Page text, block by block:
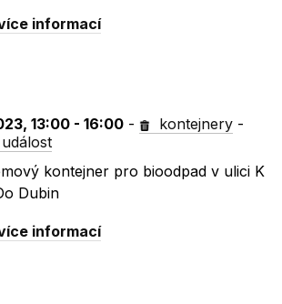
informací
13:00 - 16:00 - kontejnery -
kontejner pro bioodpad v ulici K
Dubin
informací